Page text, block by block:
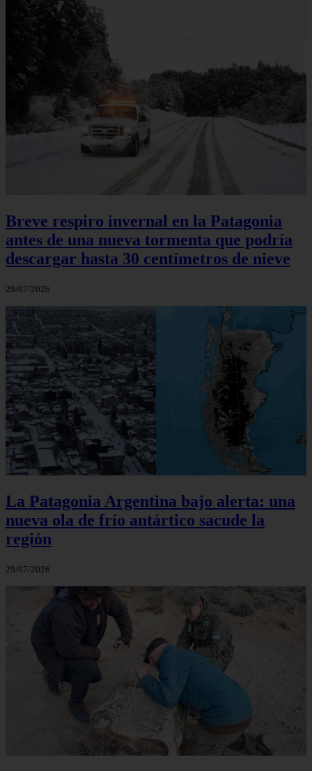
Breve respiro invernal en la Patagonia
antes de una nueva tormenta que podría
descargar hasta 30 centímetros de nieve
29/07/2026
La Patagonia Argentina bajo alerta: una
nueva ola de frío antártico sacude la
región
29/07/2026